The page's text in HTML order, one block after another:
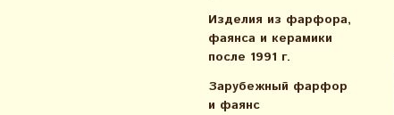
Изделия из фарфора,
фаянса и керамики
после 1991 г.
Зарубежный фарфор
и фаянс